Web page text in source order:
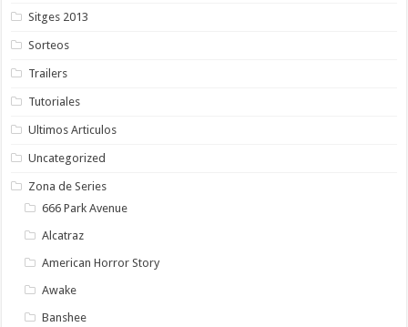
Sitges 2013
Sorteos
Trailers
Tutoriales
Ultimos Articulos
Uncategorized
Zona de Series
666 Park Avenue
Alcatraz
American Horror Story
Awake
Banshee